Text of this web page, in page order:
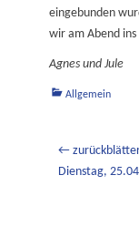
eingebunden
wir am Abend
Agnes und Jule
Kategorien
Allgemein
←
Vorheriger
Dienstag,